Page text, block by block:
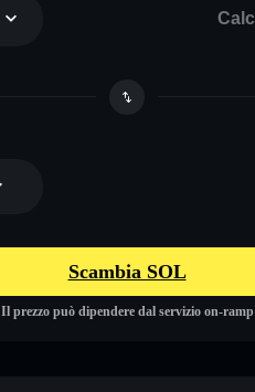
Scambia SOL
Il prezzo può dipendere dal servizio on-ramp